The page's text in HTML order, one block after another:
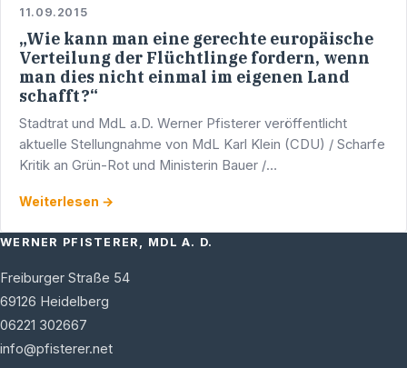
11.09.2015
„Wie kann man eine gerechte europäische
Verteilung der Flüchtlinge fordern, wenn
man dies nicht einmal im eigenen Land
schafft?“
Stadtrat und MdL a.D. Werner Pfisterer veröffentlicht
aktuelle Stellungnahme von MdL Karl Klein (CDU) / Scharfe
Kritik an Grün-Rot und Ministerin Bauer /
Flüchtlinge sind …
Weiterlesen →
WERNER PFISTERER, MDL A. D.
Freiburger Straße 54
69126 Heidelberg
06221 302667
info@pfisterer.net